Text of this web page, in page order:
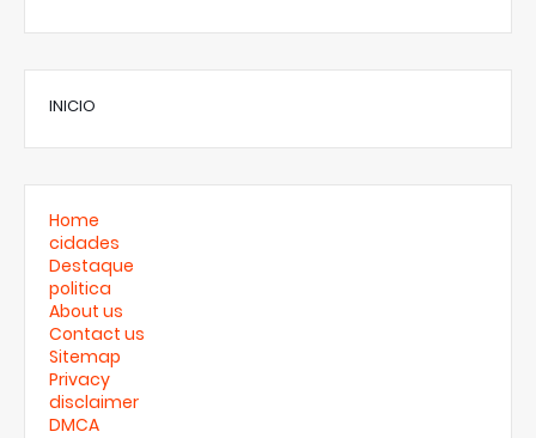
INICIO
Home
cidades
Destaque
politica
About us
Contact us
Sitemap
Privacy
disclaimer
DMCA